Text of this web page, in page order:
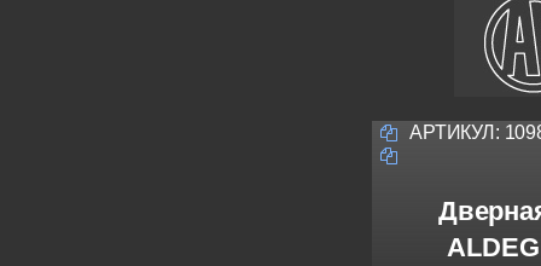
АРТИКУЛ: